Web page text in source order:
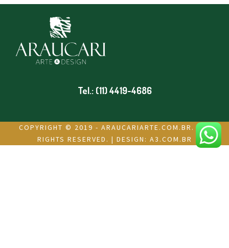
Tel.: (11) 4419-4686
COPYRIGHT © 2019 - ARAUCARIARTE.COM.BR. ALL
RIGHTS RESERVED. | DESIGN: A3.COM.BR